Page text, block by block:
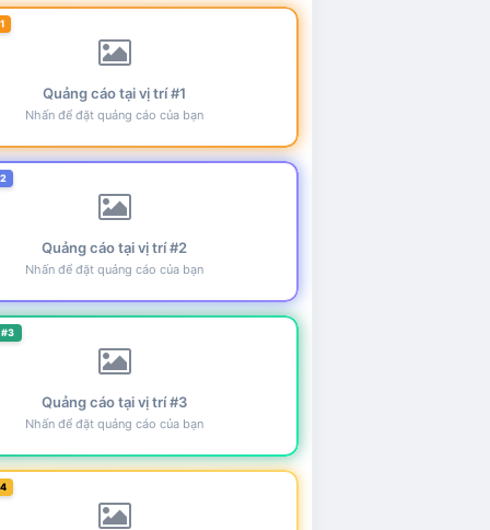
Quảng cáo tại vị trí #1
Nhấn để đặt quảng cáo của bạn
Quảng cáo tại vị trí #2
Nhấn để đặt quảng cáo của bạn
Quảng cáo tại vị trí #3
Nhấn để đặt quảng cáo của bạn